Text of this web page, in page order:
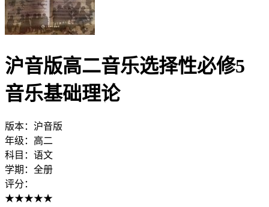
沪音版高二音乐选择性必修5
音乐基础理论
版本： 沪音版
年级： 高二
科目： 语文
学期： 全册
评分：
★★★★★